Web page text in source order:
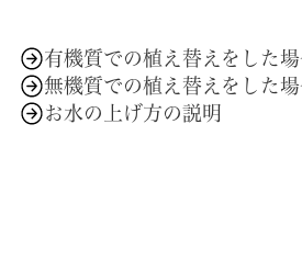
有機質での植え替えをした
無機質での植え替えをした
お水の上げ方の説明